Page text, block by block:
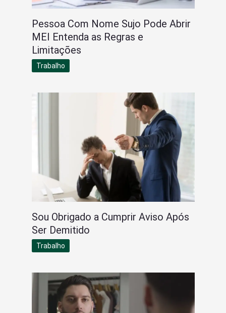
Pessoa Com Nome Sujo Pode Abrir
MEI Entenda as Regras e
Limitações
Trabalho
Sou Obrigado a Cumprir Aviso Após
Ser Demitido
Trabalho